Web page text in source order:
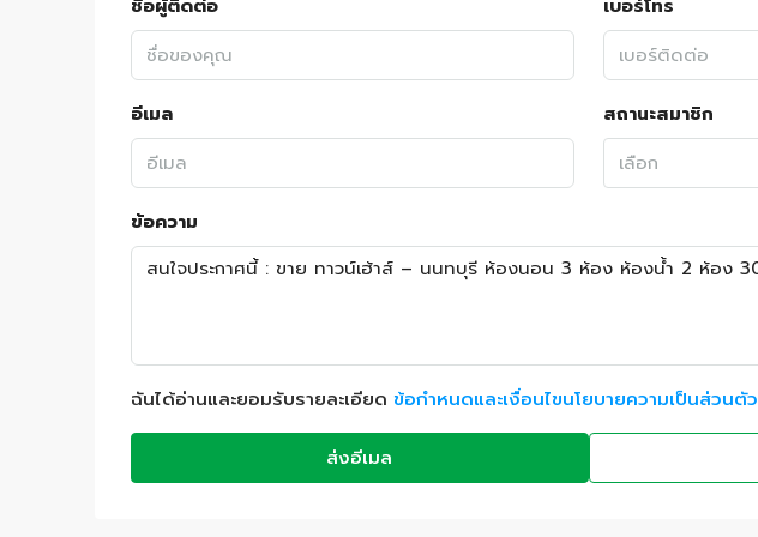
ชื่อผู้ติดต่อ เบอร์โทร
อีเมล
สถานะสมาชิก
เลือก
ข้อความ
ฉันได้อ่านและยอมรับรายละเอียด ข้อกำหนดและเงื่อนไขนโยบายความเป็นส่วนตัว
ส่งอีเมล